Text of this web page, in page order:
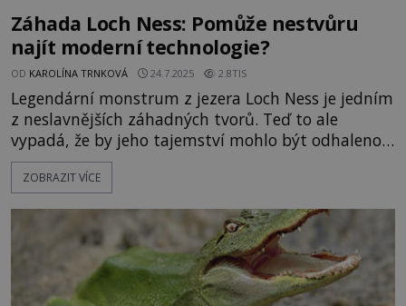
Záhada Loch Ness: Pomůže nestvůru
najít moderní technologie?
OD KAROLÍNA TRNKOVÁ 24.7.2025 2.8TIS
Legendární monstrum z jezera Loch Ness je jedním
z neslavnějších záhadných tvorů. Teď to ale
vypadá, že by jeho tajemství mohlo být odhaleno!
Novozélandský vědec se totiž chystá provést
analýzu vody z jezera. Pokud tam nějaký neznámý
Lochneská příšera je už skutečným
záhadologickým pojmem a také cíl
ZOBRAZIT VÍCE